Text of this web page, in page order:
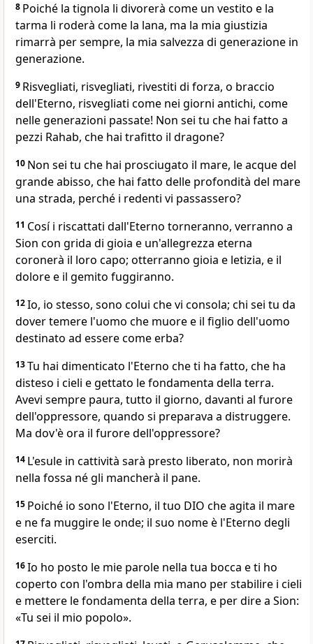
8 Poiché la tignola li divorerà come un vestito e la
tarma li roderà come la lana, ma la mia giustizia
rimarrà per sempre, la mia salvezza di generazione in
generazione.
9 Risvegliati, risvegliati, rivestiti di forza, o braccio
dell'Eterno, risvegliati come nei giorni antichi, come
nelle generazioni passate! Non sei tu che hai fatto a
pezzi Rahab, che hai trafitto il dragone?
10 Non sei tu che hai prosciugato il mare, le acque del
grande abisso, che hai fatto delle profondità del mare
una strada, perché i redenti vi passassero?
11 Cosí i riscattati dall'Eterno torneranno, verranno a
Sion con grida di gioia e un'allegrezza eterna
coronerà il loro capo; otterranno gioia e letizia, e il
dolore e il gemito fuggiranno.
12Io, io stesso, sono colui che vi consola; chi sei tu da
dover temere l'uomo che muore e il figlio dell'uomo
destinato ad essere come erba?
13Tu hai dimenticato l'Eterno che ti ha fatto, che ha
disteso i cieli e gettato le fondamenta della terra.
Avevi sempre paura, tutto il giorno, davanti al furore
dell'oppressore, quando si preparava a distruggere.
Ma dov'è ora il furore dell'oppressore?
14 L'esule in cattività sarà presto liberato, non morirà
nella fossa né gli mancherà il pane.
15 Poiché io sono l'Eterno, il tuo DIO che agita il mare
e ne fa muggire le onde; il suo nome è l'Eterno degli
eserciti.
16Io ho posto le mie parole nella tua bocca e ti ho
coperto con l'ombra della mia mano per stabilire i cieli
e mettere le fondamenta della terra, e per dire a Sion:
«Tu sei il mio popolo».